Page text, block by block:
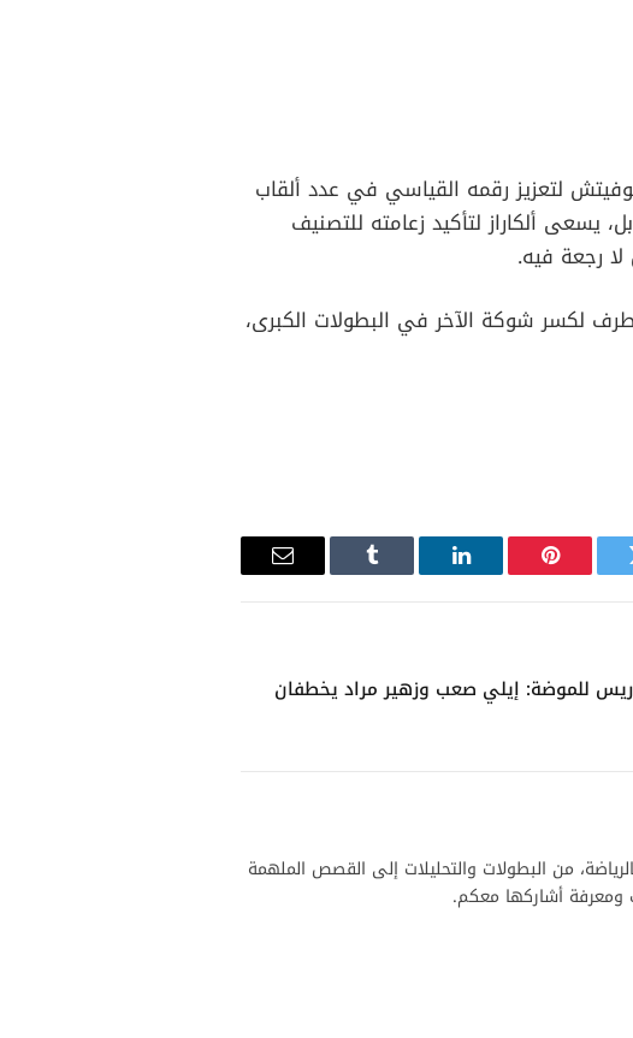
لتعزيز رقمه القياسي في عدد ألقاب
يسعى ألكاراز لتأكيد زعامته للتصنيف
لا رجعة فيه.
لكسر شوكة الآخر في البطولات الكبرى،
بينتيريستلينكدإن Tumblr
البريد
للموضة: إيلي صعب وزهير مراد يخطفان
من البطولات والتحليلات إلى القصص الملهمة
ومعرفة أشاركها معكم.